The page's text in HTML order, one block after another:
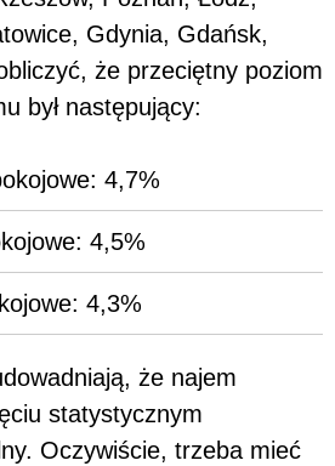
Gdynia, Gdańsk,
że przeciętny poziom
był następujący:
4,7%
4,5%
4,3%
że najem
statystycznym
Oczywiście, trzeba mieć